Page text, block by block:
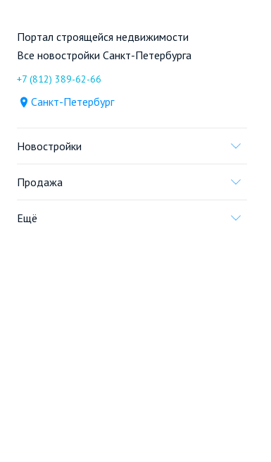
Портал строящейся недвижимости
Все новостройки Санкт-Петербурга
+7 (812) 389-62-66
Санкт-Петербург
Новостройки
Продажа
Ещё